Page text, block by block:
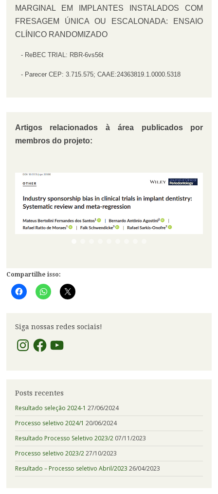
MARGINAL EM IMPLANTES INSTALADOS COM
FRESAGEM ÚNICA OU ESCALONADA: ENSAIO
CLÍNICO RANDOMIZADO
- ReBEC TRIAL: RBR-6vs56t
- Parecer CEP: 3.715.575; CAAE:24363819.1.0000.5318
Artigos relacionados à área publicados por
membros do projeto:
Compartilhe isso:
Siga nossas redes sociais!
InstagramFacebookYouTube
Posts recentes
Resultado seleção 2024-1 27/06/2024
Processo seletivo 2024/1 20/06/2024
Resultado Processo Seletivo 2023/2 07/11/2023
Processo seletivo 2023/227/10/2023
Resultado – Processo seletivo Abril/2023 26/04/2023